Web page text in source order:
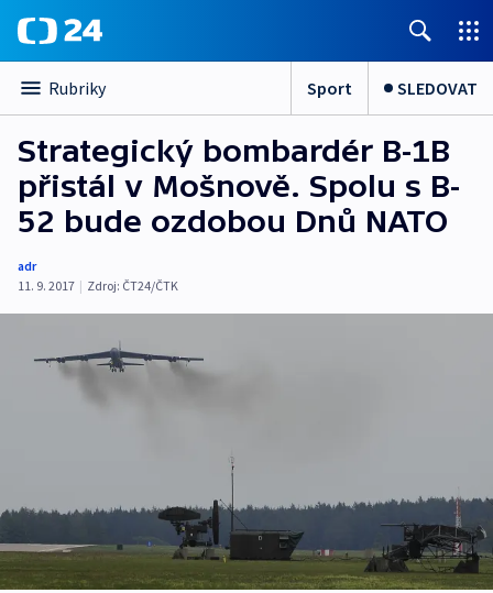
Rubriky Sport SLEDOVAT
Strategický bombardér B-1B
přistál v Mošnově. Spolu s B-
52 bude ozdobou Dnů NATO
adr
11. 9. 2017 | Zdroj: ČT24/ČTK